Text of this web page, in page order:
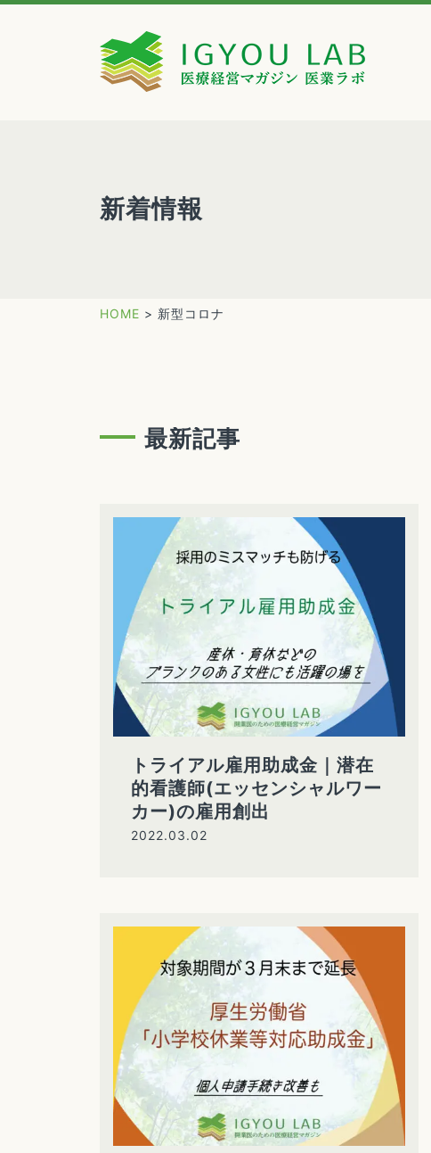
新着情報
HOME > 新型コロナ
最新記事
トライアル雇用助成金｜潜在
的看護師(エッセンシャルワー
カー)の雇用創出
2022.03.02